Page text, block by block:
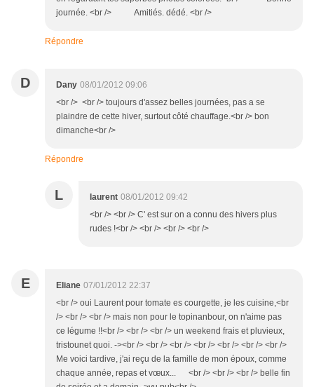
journée. <br /> Amitiés. dédé. <br />
Répondre
D Dany 08/01/2012 09:06
<br /> <br /> toujours d'assez belles journées, pas a se
plaindre de cette hiver, surtout côté chauffage.<br /> bon
dimanche<br />
Répondre
L laurent 08/01/2012 09:42
<br /> <br /> C' est sur on a connu des hivers plus
rudes !<br /> <br /> <br /> <br />
E Eliane 07/01/2012 22:37
<br /> oui Laurent pour tomate es courgette, je les cuisine,<br
/> <br /> <br /> mais non pour le topinanbour, on n'aime pas
ce légume !!<br /> <br /> <br /> un weekend frais et pluvieux,
tristounet quoi. -><br /> <br /> <br /> <br /> <br /> <br /> <br />
Me voici tardive, j'ai reçu de la famille de mon époux, comme
chaque année, repas et vœux... <br /> <br /> <br /> belle fin